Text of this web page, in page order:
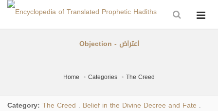
Objection - اعتراض
Home Categories The Creed
Category: The Creed Belief in the Divine Decree and Fate